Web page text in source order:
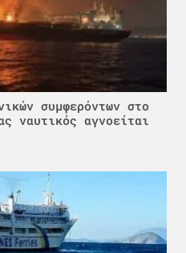
συμφερόντων στο
ναυτικός αγνοείται